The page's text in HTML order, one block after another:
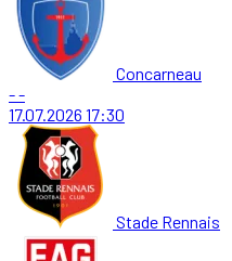
Concarneau
--
17.07.2026 17:30
Stade Rennais